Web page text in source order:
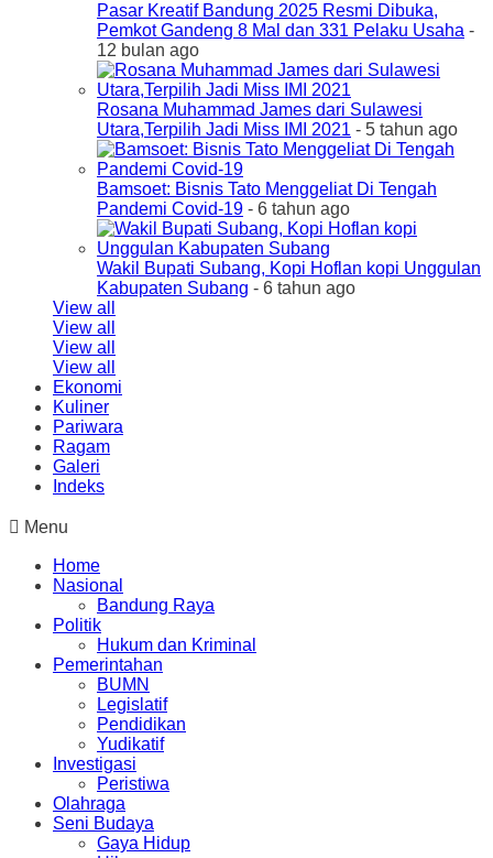
Pasar Kreatif Bandung 2025 Resmi Dibuka,
Pemkot Gandeng 8 Mal dan 331 Pelaku Usaha -
12 bulan ago
Rosana Muhammad James dari Sulawesi
Utara,Terpilih Jadi Miss IMI 2021 - 5 tahun ago
Bamsoet: Bisnis Tato Menggeliat Di Tengah
Pandemi Covid-19 - 6 tahun ago
Wakil Bupati Subang, Kopi Hoflan kopi Unggulan
Kabupaten Subang - 6 tahun ago
View all
View all
View all
View all
Ekonomi
Kuliner
Pariwara
Ragam
Galeri
Indeks
Menu
Home
Nasional
Bandung Raya
Politik
Hukum dan Kriminal
Pemerintahan
BUMN
Legislatif
Pendidikan
Yudikatif
Investigasi
Peristiwa
Olahraga
Seni Budaya
Gaya Hidup